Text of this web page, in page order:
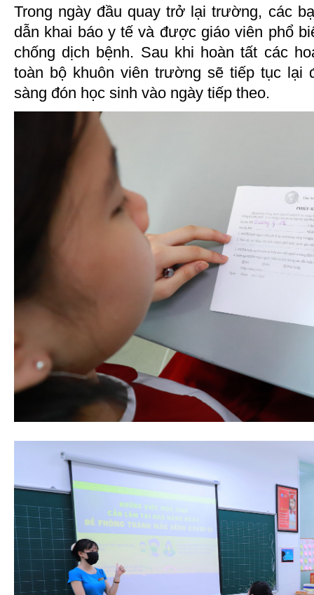
Trong ngày đầu quay trở lại trường, các
dẫn khai báo y tế và được giáo viên phổ
chống dịch bệnh. Sau khi hoàn tất các
toàn bộ khuôn viên trường sẽ tiếp tục lại
sàng đón học sinh vào ngày tiếp theo.